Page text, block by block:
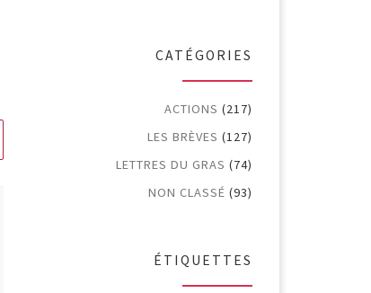
(03/2017) :
CATÉGORIES
ACTIONS (217)
LES BRÈVES (127)
LETTRES DU GRAS (74)
NON CLASSÉ (93)
ÉTIQUETTES